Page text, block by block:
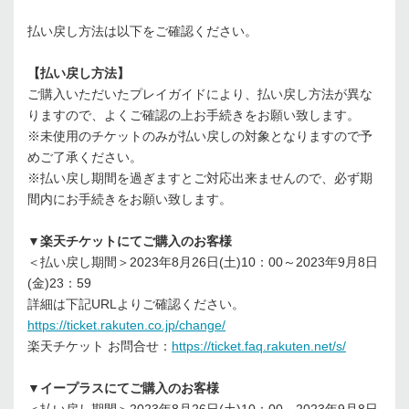
払い戻し方法は以下をご確認ください。
【払い戻し方法】
ご購入いただいたプレイガイドにより、払い戻し方法が異な
りますので、よくご確認の上お手続きをお願い致します。
※未使用のチケットのみが払い戻しの対象となりますので予
めご了承ください。
※払い戻し期間を過ぎますとご対応出来ませんので、必ず期
間内にお手続きをお願い致します。
▼楽天チケットにてご購入のお客様
＜払い戻し期間＞2023年8月26日(土)10：00～2023年9月8日
(金)23：59
詳細は下記URLよりご確認ください。
https://ticket.rakuten.co.jp/change/
楽天チケット お問合せ： https://ticket.faq.rakuten.net/s/
▼イープラスにてご購入のお客様